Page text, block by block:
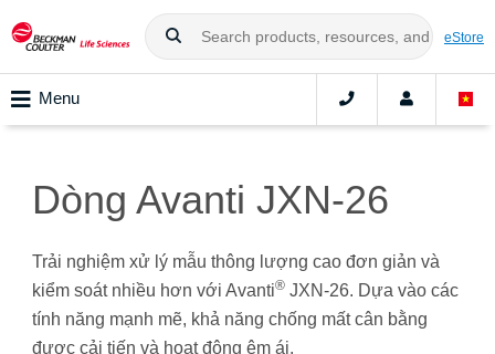
eStore
Menu
Dòng Avanti JXN-26
Trải nghiệm xử lý mẫu thông lượng cao đơn giản và
kiểm soát nhiều hơn với Avanti® JXN-26. Dựa vào các
tính năng mạnh mẽ, khả năng chống mất cân bằng
được cải tiến và hoạt động êm ái.